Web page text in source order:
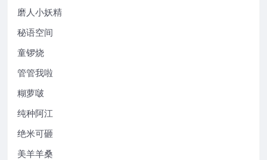
磨人小妖精
秘语空间
童锣烧
管管我啦
糊萝啵
纯种阿江
绝米可砸
美羊羊桑